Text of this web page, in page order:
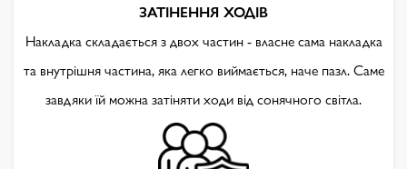
ЗАТІНЕННЯ ХОДІВ
Накладка складається з двох частин - власне сама накладка
та внутрішня частина, яка легко виймається, наче пазл. Саме
завдяки їй можна затіняти ходи від сонячного світла.